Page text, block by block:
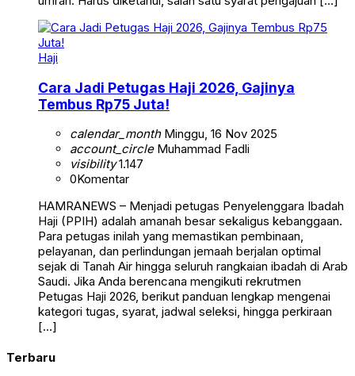
Haji
Cara Jadi Petugas Haji 2026, Gajinya
Tembus Rp75 Juta!
calendar_monthMinggu, 16 Nov 2025
account_circleMuhammad Fadli
visibility1.147
0Komentar
HAMRANEWS – Menjadi petugas Penyelenggara Ibadah
Haji (PPIH) adalah amanah besar sekaligus kebanggaan.
Para petugas inilah yang memastikan pembinaan,
pelayanan, dan perlindungan jemaah berjalan optimal
sejak di Tanah Air hingga seluruh rangkaian ibadah di Arab
Saudi. Jika Anda berencana mengikuti rekrutmen
Petugas Haji 2026, berikut panduan lengkap mengenai
kategori tugas, syarat, jadwal seleksi, hingga perkiraan
[…]
Terbaru